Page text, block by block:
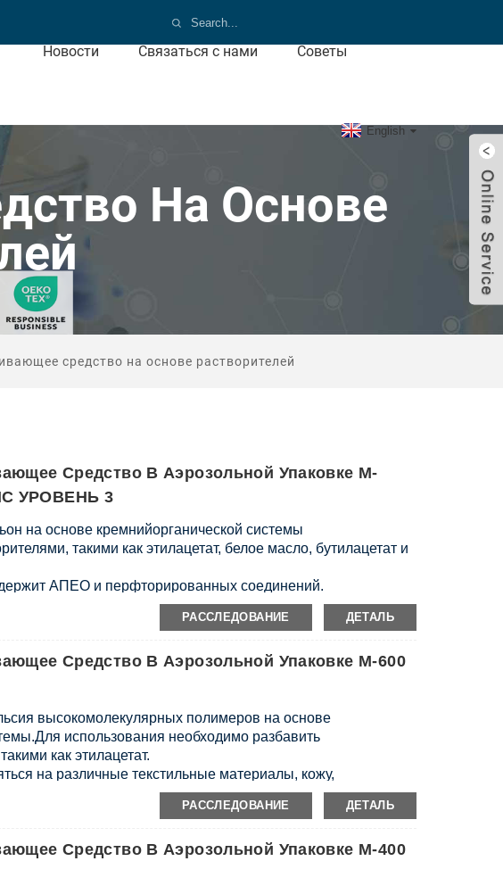
Новости Связаться с нами Советы
English
На Основе
средство на основе растворителей
Средство В Аэрозольной Упаковке M-
УРОВЕНЬ 3
на основе кремнийорганической системы
такими как этилацетат, белое масло, бутилацетат и
АПЕО и перфторированных соединений.
РАССЛЕДОВАНИЕ ДЕТАЛЬ
Средство В Аэрозольной Упаковке М-600
высокомолекулярных полимеров на основе
Для использования необходимо разбавить
как этилацетат.
на различные текстильные материалы, кожу,
бумагу, обувные материалы и другие поверхности.
нефтяными растворителями в любой пропорции.
РАССЛЕДОВАНИЕ ДЕТАЛЬ
Средство В Аэрозольной Упаковке М-400